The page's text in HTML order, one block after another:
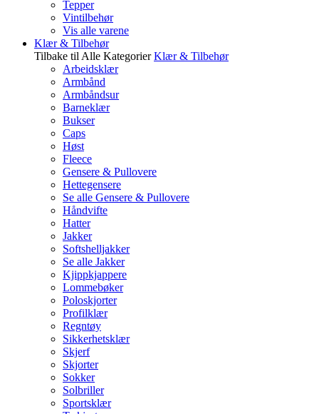
Tepper
Vintilbehør
Vis alle varene
Klær & Tilbehør
Tilbake til Alle Kategorier Klær & Tilbehør
Arbeidsklær
Armbånd
Armbåndsur
Barneklær
Bukser
Caps
Høst
Fleece
Gensere & Pullovere
Hettegensere
Se alle Gensere & Pullovere
Håndvifte
Hatter
Jakker
Softshelljakker
Se alle Jakker
Kjippkjappere
Lommebøker
Poloskjorter
Profilklær
Regntøy
Sikkerhetsklær
Skjerf
Skjorter
Sokker
Solbriller
Sportsklær